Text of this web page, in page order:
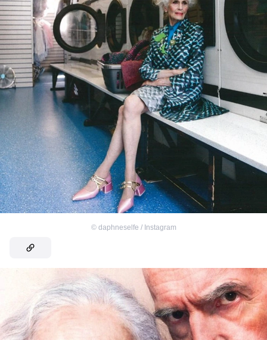
© daphneselfe / Instagram